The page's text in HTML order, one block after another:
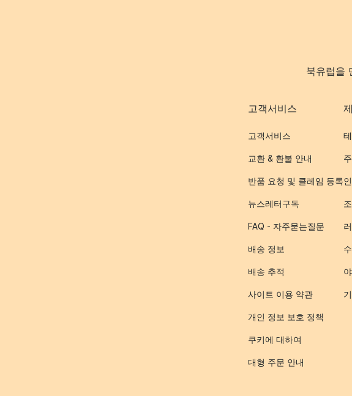
북유럽을
고객서비스
고객서비스
교환 & 환불 안내
반품 요청 및 클레임 등록
뉴스레터구독
FAQ - 자주묻는질문
배송 정보
배송 추적
사이트 이용 약관
개인 정보 보호 정책
쿠키에 대하여
대형 주문 안내